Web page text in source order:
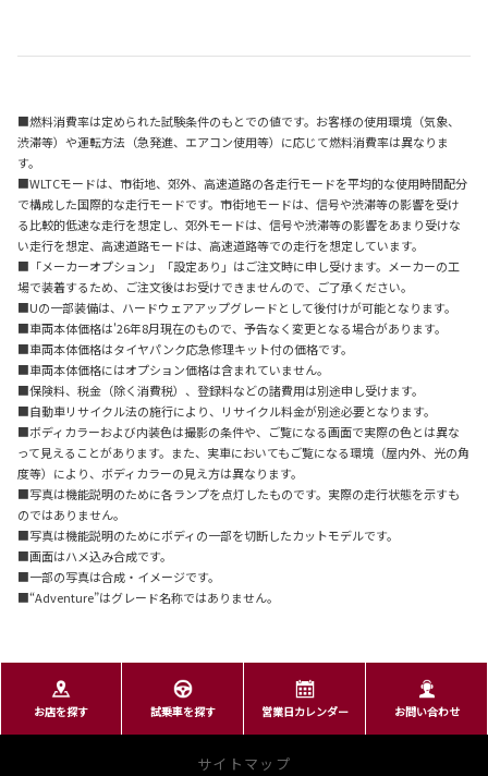
■燃料消費率は定められた試験条件のもとでの値です。お客様の使用環境（気象、
渋滞等）や運転方法（急発進、エアコン使用等）に応じて燃料消費率は異なりま
す。
■WLTCモードは、市街地、郊外、高速道路の各走行モードを平均的な使用時間配分
で構成した国際的な走行モードです。市街地モードは、信号や渋滞等の影響を受け
る比較的低速な走行を想定し、郊外モードは、信号や渋滞等の影響をあまり受けな
い走行を想定、高速道路モードは、高速道路等での走行を想定しています。
■「メーカーオプション」「設定あり」はご注文時に申し受けます。メーカーの工
場で装着するため、ご注文後はお受けできませんので、ご了承ください。
■Uの一部装備は、ハードウェアアップグレードとして後付けが可能となります。
■車両本体価格は'26年8月現在のもので、予告なく変更となる場合があります。
■車両本体価格はタイヤパンク応急修理キット付の価格です。
■車両本体価格にはオプション価格は含まれていません。
■保険料、税金（除く消費税）、登録料などの諸費用は別途申し受けます。
■自動車リサイクル法の施行により、リサイクル料金が別途必要となります。
■ボディカラーおよび内装色は撮影の条件や、ご覧になる画面で実際の色とは異な
って見えることがあります。また、実車においてもご覧になる環境（屋内外、光の角
度等）により、ボディカラーの見え方は異なります。
■写真は機能説明のために各ランプを点灯したものです。実際の走行状態を示すも
のではありません。
■写真は機能説明のためにボディの一部を切断したカットモデルです。
■画面はハメ込み合成です。
■一部の写真は合成・イメージです。
■“Adventure”はグレード名称ではありません。
お店を探す 試乗車を探す 営業日カレンダー お問い合わせ
サイトマップ